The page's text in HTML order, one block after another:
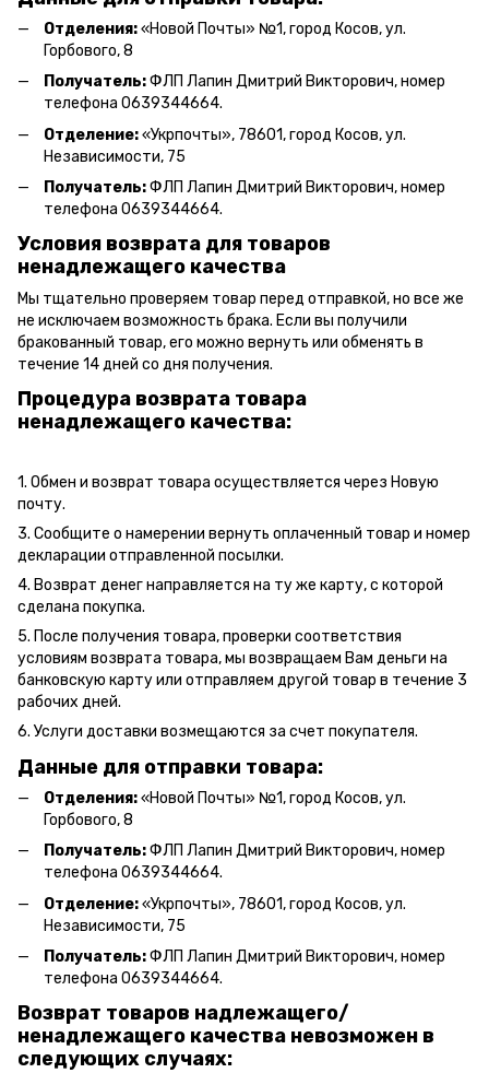
Отделения:«Новой Почты» №1, город Косов,ул.
Горбового, 8
Получатель:ФЛП Лапин Дмитрий Викторович, номер
телефона 0639344664.
Отделение:«Укрпочты», 78601, город Косов, ул.
Независимости, 75
Получатель:ФЛП Лапин Дмитрий Викторович, номер
телефона 0639344664.
Условия возврата для товаров
ненадлежащего качества
Мы тщательно проверяем товар перед отправкой, но все же
не исключаем возможность брака. Если вы получили
бракованный товар, его можно вернуть или обменять в
течение 14 дней со дня получения.
Процедура возврата товара
ненадлежащего качества:
1. Обмен и возврат товара осуществляется через Новую
почту.
3. Сообщите о намерении вернуть оплаченный товар и номер
декларации отправленной посылки.
4. Возврат денег направляется на ту же карту, с которой
сделана покупка.
5. После получения товара, проверки соответствия
условиям возврата товара, мы возвращаем Вам деньги на
банковскую карту или отправляем другой товар в течение 3
рабочих дней.
6. Услуги доставки возмещаются за счет покупателя.
Данные для отправки товара:
Отделения:«Новой Почты» №1, город Косов,ул.
Горбового, 8
Получатель:ФЛП Лапин Дмитрий Викторович, номер
телефона 0639344664.
Отделение:«Укрпочты», 78601, город Косов, ул.
Независимости, 75
Получатель:ФЛП Лапин Дмитрий Викторович, номер
телефона 0639344664.
Возврат товаров надлежащего/
ненадлежащего качества невозможен в
следующих случаях: